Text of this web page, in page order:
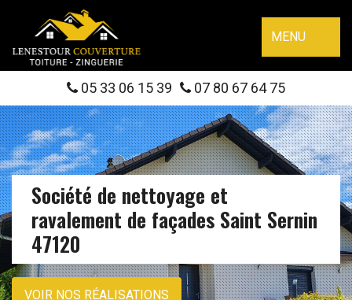
MENU
05 33 06 15 39 07 80 67 64 75
Société de nettoyage et
ravalement de façades Saint Sernin
47120
VOIR NOS RÉALISATIONS